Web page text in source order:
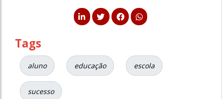
Tags
aluno educação escola
sucesso